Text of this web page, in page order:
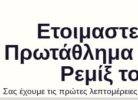
Πρωτάθλημα
Ρεμίξ
Σας έχουμε τις πρώτες